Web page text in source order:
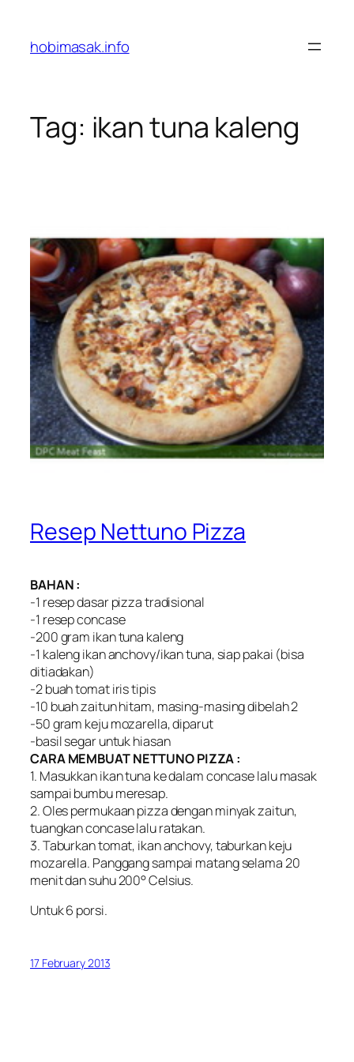
content
hobimasak.info
Tag: ikan tuna kaleng
Resep Nettuno Pizza
BAHAN :
-1 resep dasar pizza tradisional
-1 resep concase
-200 gram ikan tuna kaleng
-1 kaleng ikan anchovy/ikan tuna, siap pakai (bisa
ditiadakan)
-2 buah tomat iris tipis
-10 buah zaitun hitam, masing-masing dibelah 2
-50 gram keju mozarella, diparut
-basil segar untuk hiasan
CARA MEMBUAT NETTUNO PIZZA :
1. Masukkan ikan tuna ke dalam concase lalu masak
sampai bumbu meresap.
2. Oles permukaan pizza dengan minyak zaitun,
tuangkan concase lalu ratakan.
3. Taburkan tomat, ikan anchovy, taburkan keju
mozarella. Panggang sampai matang selama 20
menit dan suhu 200° Celsius.
Untuk 6 porsi.
17 February 2013